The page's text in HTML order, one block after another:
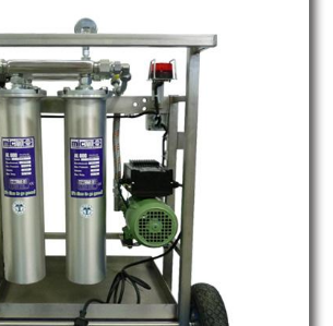
MICFIL MS2400